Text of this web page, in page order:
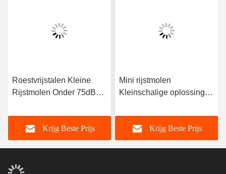
Roestvrijstalen Kleine
Rijstmolen Onder 75dB
Verwerking & Vermaling
Krijg Beste Prijs
Mini rijstmolen
Kleinschalige oplossing
geluidsniveau voor
compacte rijstinstallaties
Krijg Beste Prijs